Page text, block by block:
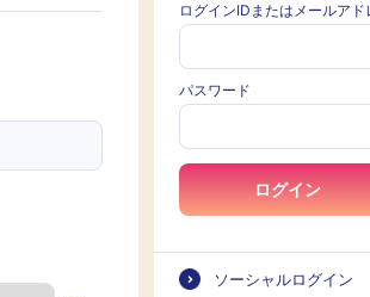
ログインIDまたはメールアド
パスワード
ログイン
ソーシャルログイン